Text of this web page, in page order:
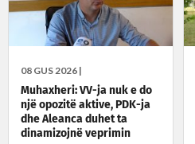
08 GUS 2026 |
Muhaxheri: VV-ja nuk e do
një opozitë aktive, PDK-ja
dhe Aleanca duhet ta
dinamizojnë veprimin